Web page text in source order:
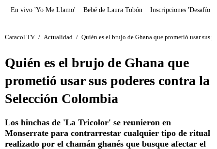
En vivo 'Yo Me Llamo' Bebé de Laura Tobón Inscripciones 'Desafío'
Caracol TV / Actualidad / Quién es el brujo de Ghana que prometió usar sus
Quién es el brujo de Ghana que
prometió usar sus poderes contra la
Selección Colombia
Los hinchas de 'La Tricolor' se reunieron en
Monserrate para contrarrestar cualquier tipo de ritual
realizado por el chamán ghanés que busque afectar el